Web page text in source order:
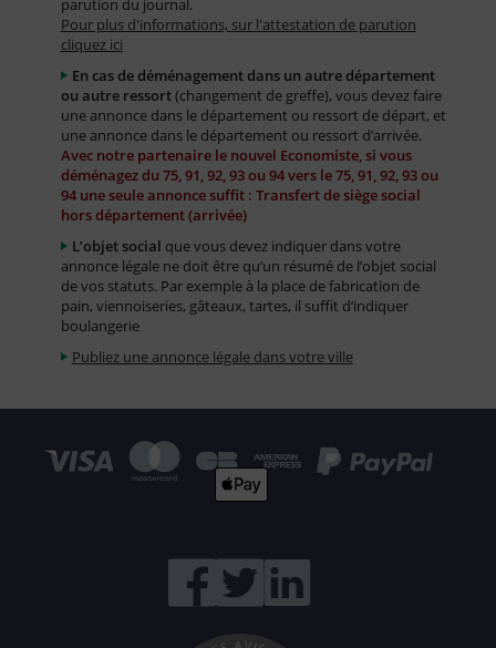
parution du journal.
Pour plus d'informations, sur l'attestation de parution
cliquez ici
En cas de déménagement dans un autre département
ou autre ressort(changement de greffe), vous devez faire
une annonce dans le département ou ressort de départ, et
une annonce dans le département ou ressort d’arrivée.
Avec notre partenaire le nouvel Economiste, si vous
déménagez du 75, 91, 92, 93 ou 94 vers le 75, 91, 92, 93 ou
94 une seule annonce suffit : Transfert de siège social
hors département (arrivée)
L’objet social que vous devez indiquer dans votre
annonce légale ne doit être qu’un résumé de l’objet social
de vos statuts. Par exemple à la place de fabrication de
pain, viennoiseries, gâteaux, tartes, il suffit d’indiquer
boulangerie
Publiez une annonce légale dans votre ville